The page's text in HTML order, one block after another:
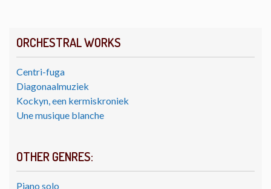
ORCHESTRAL WORKS
Centri-fuga
Diagonaalmuziek
Kockyn, een kermiskroniek
Une musique blanche
OTHER GENRES:
Piano solo